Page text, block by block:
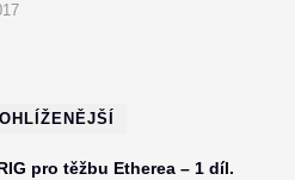
pro těžbu Etherea – 1 díl.